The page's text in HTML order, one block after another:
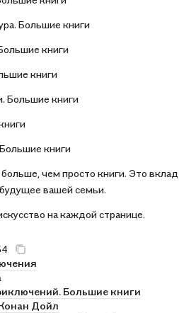
Большие книги
книги
книги
Большие книги
книги
чем просто книги. Это вклад
вашей семьи.
на каждой странице.
Большие книги
Дойл